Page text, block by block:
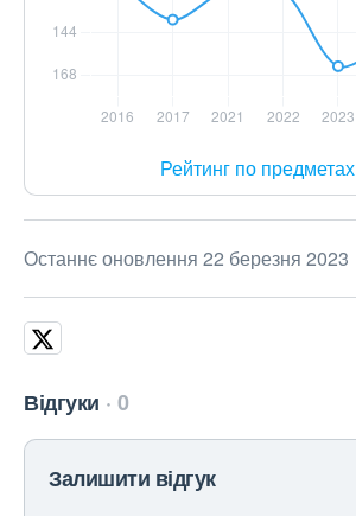
Рейтинг по предметах
Останнє оновлення 22 березня 2023
Відгуки 0
Залишити відгук